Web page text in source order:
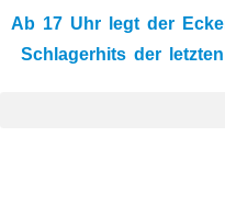
Ab 17 Uhr legt der
Schlagerhits der